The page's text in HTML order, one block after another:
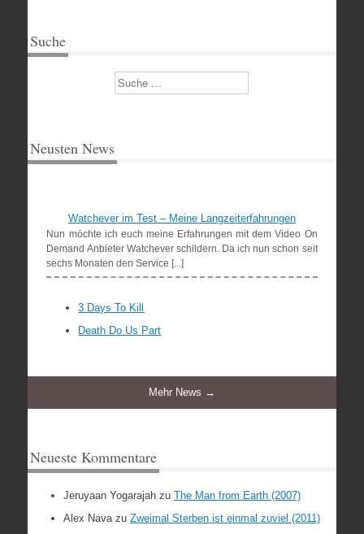
Suche
Suchen
Neusten News
Watchever im Test – Meine Langzeiterfahrungen
Nun möchte ich euch meine Erfahrungen mit dem Video On
Demand Anbieter Watchever schildern. Da ich nun schon seit
sechs Monaten den Service [...]
3 Days To Kill
Death Do Us Part
Mehr News →
Neueste Kommentare
Jeruyaan Yogarajahzu The Man from Earth (2007)
Alex Navazu Zweimal Sterben ist einmal zuviel (2011)